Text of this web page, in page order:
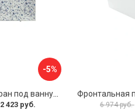
-5%
Раздвижной экран под ванну PERFECTO LINEA 36-001511
2 423 руб. 6 974 руб.